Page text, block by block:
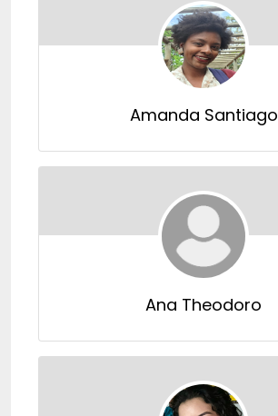
Amanda Santiago
Ana Theodoro